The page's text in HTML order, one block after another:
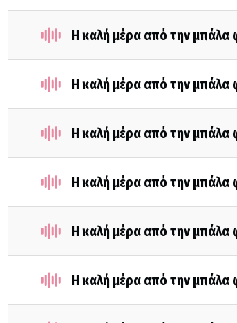
Η καλή μέρα από την μπάλα
Η καλή μέρα από την μπάλα
Η καλή μέρα από την μπάλα
Η καλή μέρα από την μπάλα
Η καλή μέρα από την μπάλα
Η καλή μέρα από την μπάλα